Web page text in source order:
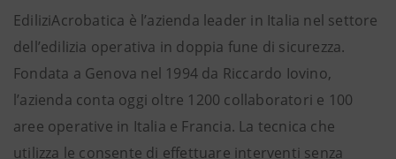
EdiliziAcrobatica è l’azienda leader in Italia nel settore
dell’edilizia operativa in doppia fune di sicurezza.
Fondata a Genova nel 1994 da Riccardo Iovino,
l’azienda conta oggi oltre 1200 collaboratori e 100
aree operative in Italia e Francia. La tecnica che
utilizza le consente di effettuare interventi senza